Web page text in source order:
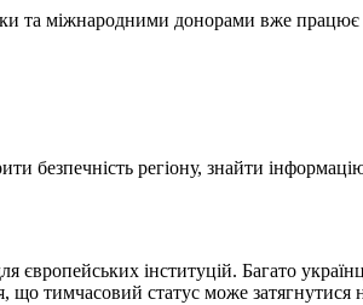
та міжнародними донорами вже
безпечність регіону, знайти
інституцій. Багато
статус може затягнутися